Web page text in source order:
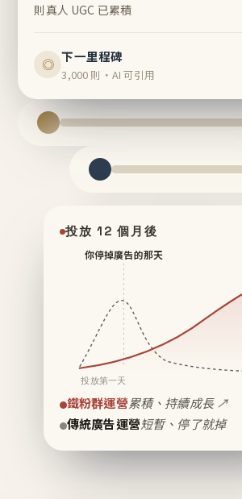
則真人 UGC 已累積
◎ 下一里程碑
3,000 則・AI 可引用
投放 12 個月後
你停掉廣告的那天
投放第一天
鐵粉群運營累積、持續成長 ↗
傳統廣告運營短暫、停了就掉